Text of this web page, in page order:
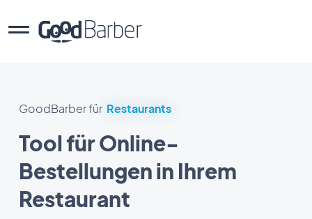
GoodBarber für Restaurants
Tool für Online-
Bestellungen in Ihrem
Restaurant